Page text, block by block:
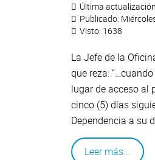
Última
Publicado:
Visto: 1638
La Jefe de la
que reza:
lugar de acceso al
cinco (5) días
Dependencia a su
Leer más...